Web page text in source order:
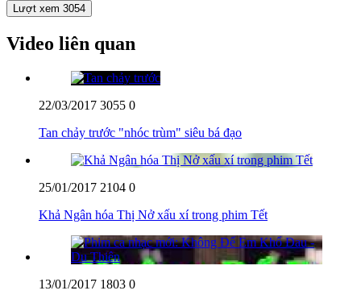
Lượt xem 3054
Video liên quan
22/03/2017 3055 0
Tan chảy trước "nhóc trùm" siêu bá đạo
25/01/2017 2104 0
Khả Ngân hóa Thị Nở xấu xí trong phim Tết
13/01/2017 1803 0